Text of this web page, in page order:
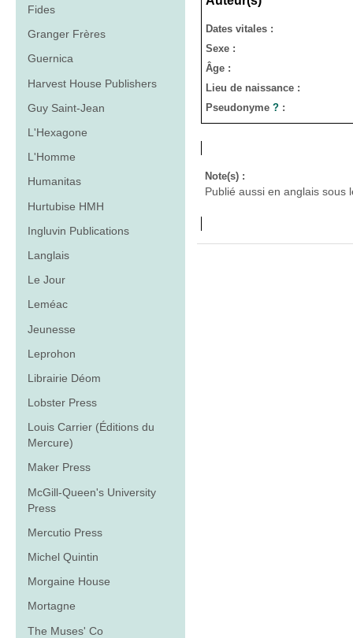
Fides
Granger Frères
Guernica
Harvest House Publishers
Guy Saint-Jean
L'Hexagone
L'Homme
Humanitas
Hurtubise HMH
Ingluvin Publications
Langlais
Le Jour
Leméac
Jeunesse
Leprohon
Librairie Déom
Lobster Press
Louis Carrier (Éditions du
Mercure)
Maker Press
McGill-Queen's University
Press
Mercutio Press
Michel Quintin
Morgaine House
Mortagne
The Muses' Co
Dates vitales :
Sexe :
Âge :
Lieu de naissance :
Pseudonyme ? :
Note(s) :
Publié aussi en anglais sous